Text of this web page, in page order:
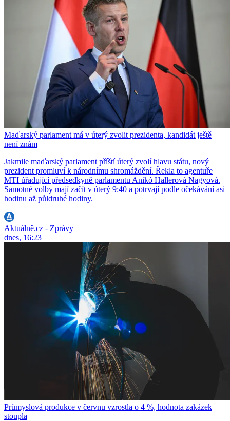
Maďarský parlament má v úterý zvolit prezidenta, kandidát ještě
není znám
Jakmile maďarský parlament příští úterý zvolí hlavu státu, nový
prezident promluví k národnímu shromáždění. Řekla to agentuře
MTI úřadující předsedkyně parlamentu Anikó Hallerová Nagyová.
Samotné volby mají začít v úterý 9:40 a potrvají podle očekávání asi
hodinu až půldruhé hodiny.
Aktuálně.cz - Zprávy
dnes, 16:23
Průmyslová produkce v červnu vzrostla o 4 %, hodnota zakázek
stoupla